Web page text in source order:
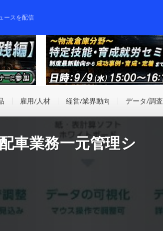
ースを配信
雇用/人材 経営/業界動向 データ/調査
車業務一元管理シ